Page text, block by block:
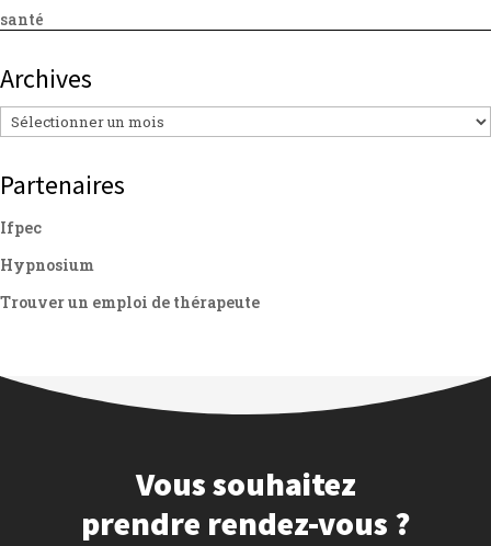
santé
Archives
Archives
Partenaires
Ifpec
Hypnosium
Trouver un emploi de thérapeute
Vous souhaitez
prendre rendez-vous ?